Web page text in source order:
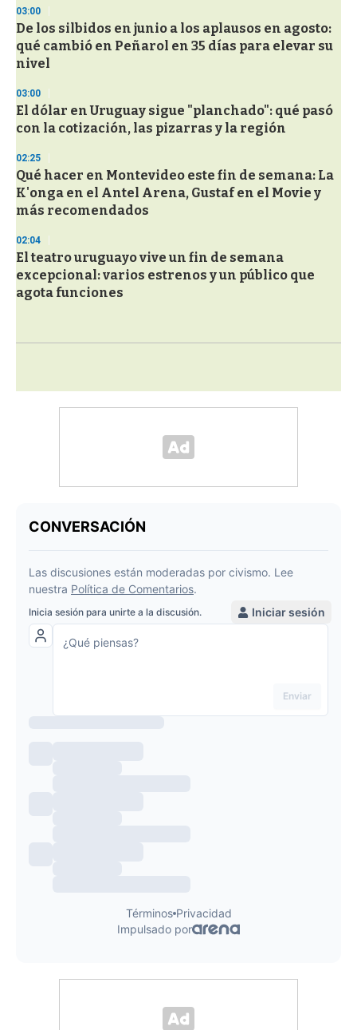
03:00
De los silbidos en junio a los aplausos en agosto:
qué cambió en Peñarol en 35 días para elevar su
nivel
03:00
El dólar en Uruguay sigue "planchado": qué pasó
con la cotización, las pizarras y la región
02:25
Qué hacer en Montevideo este fin de semana: La
K'onga en el Antel Arena, Gustaf en el Movie y
más recomendados
02:04
El teatro uruguayo vive un fin de semana
excepcional: varios estrenos y un público que
agota funciones